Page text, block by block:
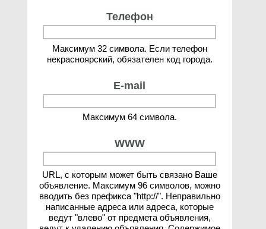
Телефон
Максимум 32 символа. Если телефон
некрасноярский, обязателен код города.
E-mail
Максимум 64 символа.
WWW
URL, с которым может быть связано Ваше
объявление. Максимум 96 символов, можно
вводить без префикса "http://". Неправильно
написанные адреса или адреса, которые
ведут "влево" от предмета объявления,